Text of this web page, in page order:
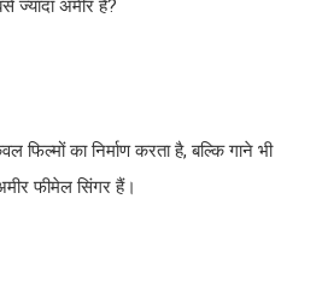
ज्यादा अमीर हैं?
का निर्माण करता है, बल्कि गाने भी
फीमेल सिंगर हैं।